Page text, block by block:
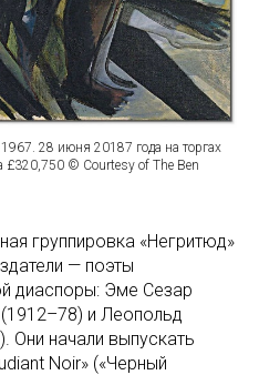
28 июня 20187 года на торгах
£320,750 © Courtesy of The Ben
группировка «Негритюд»
— поэты
диаспоры: Эме Сезар
и Леопольд
Они начали выпускать
Noir» («Черный